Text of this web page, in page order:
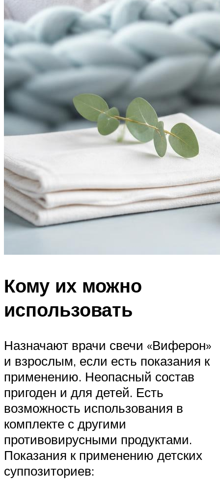
Кому их можно
использовать
Назначают врачи свечи «Виферон»
и взрослым, если есть показания к
применению. Неопасный состав
пригоден и для детей. Есть
возможность использования в
комплекте с другими
противовирусными продуктами.
Показания к применению детских
суппозиториев: